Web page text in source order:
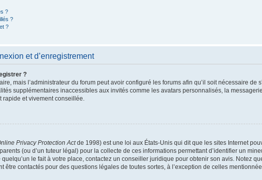
?
?
?
et d’enregistrement
?
mais l’administrateur du forum peut avoir configuré les forums afin qu’il soit nécessaire
supplémentaires inaccessibles aux invités comme les avatars personnalisés, la
rapide et vivement conseillée.
Privacy Protection Actde 1998) est une loi aux États-Unis qui dit que les sites Internet
(ou d’un tuteur légal) pour la collecte de ces informations permettant d’identifier un
le fait à votre place, contactez un conseiller juridique pour obtenir son avis. Notez
être contactés pour des questions légales de toutes sortes, à l’exception de celles